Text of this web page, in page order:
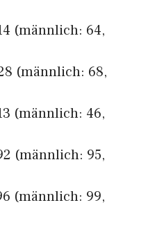
(männlich: 64,
(männlich: 68,
(männlich: 46,
(männlich: 95,
(männlich: 99,